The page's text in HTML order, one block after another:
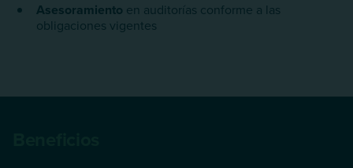
Asesoramiento en auditorías conforme a las
obligaciones vigentes